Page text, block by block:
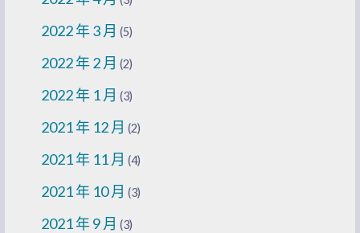
2022 年 3 月 (5)
2022 年 2 月 (2)
2022 年 1 月 (3)
2021 年 12 月 (2)
2021 年 11 月 (4)
2021 年 10 月 (3)
2021 年 9 月 (3)